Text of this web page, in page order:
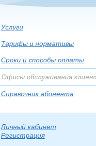
Услуги
Тарифы и нормативы
Сроки и способы оплаты
Офисы обслуживания
Справочник абонента
Личный кабинет
Регистрация